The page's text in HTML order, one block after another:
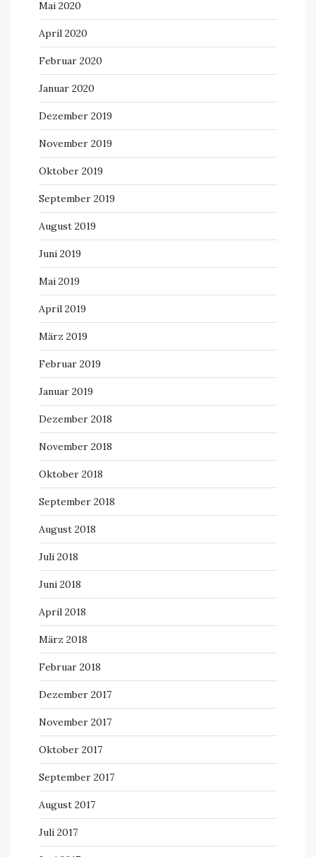
Mai 2020
April 2020
Februar 2020
Januar 2020
Dezember 2019
November 2019
Oktober 2019
September 2019
August 2019
Juni 2019
Mai 2019
April 2019
März 2019
Februar 2019
Januar 2019
Dezember 2018
November 2018
Oktober 2018
September 2018
August 2018
Juli 2018
Juni 2018
April 2018
März 2018
Februar 2018
Dezember 2017
November 2017
Oktober 2017
September 2017
August 2017
Juli 2017